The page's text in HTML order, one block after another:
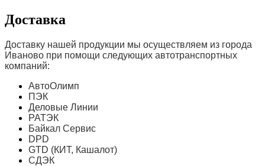
Доставка
Доставку нашей продукции мы осуществляем из города
Иваново при помощи следующих автотранспортных
компаний:
АвтоОлимп
ПЭК
Деловые Линии
РАТЭК
Байкал Сервис
DPD
GTD (КИТ, Кашалот)
СДЭК